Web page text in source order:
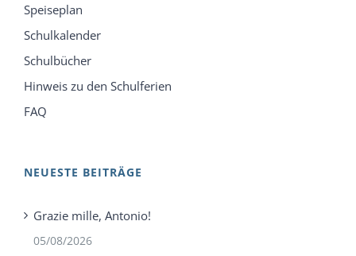
Speiseplan
Schulkalender
Schulbücher
Hinweis zu den Schulferien
FAQ
NEUESTE BEITRÄGE
Grazie mille, Antonio!
05/08/2026